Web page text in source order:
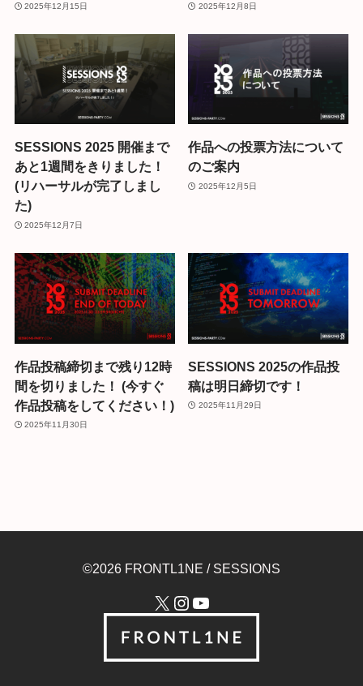
2025年12月15日 2025年12月8日
SESSIONS 2025 開催まで
あと1週間をきりました！
(リハーサルが完了しまし
た)
2025年12月7日
作品への投票方法について
のご案内
2025年12月5日
作品投稿締切まで残り12時
間を切りました！ (今すぐ
作品投稿をしてください！)
2025年11月30日
SESSIONS 2025の作品投
稿は明日締切です！
2025年11月29日
©2026 FRONTL1NE / SESSIONS
X Instagram
YouTube